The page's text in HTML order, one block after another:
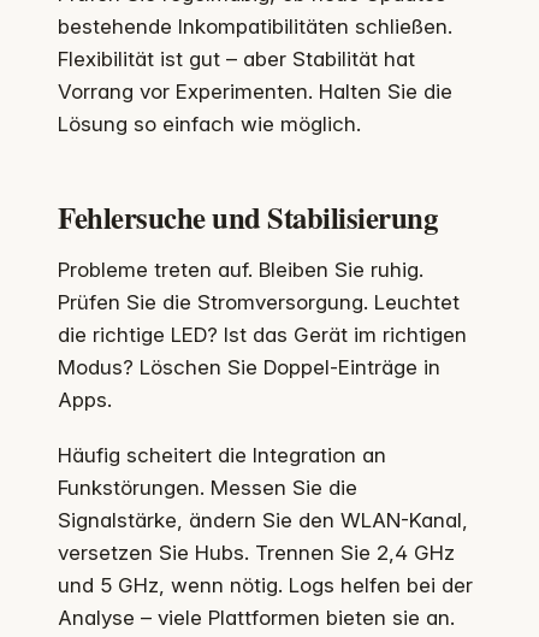
bestehende Inkompatibilitäten schließen.
Flexibilität ist gut – aber Stabilität hat
Vorrang vor Experimenten. Halten Sie die
Lösung so einfach wie möglich.
Fehlersuche und Stabilisierung
Probleme treten auf. Bleiben Sie ruhig.
Prüfen Sie die Stromversorgung. Leuchtet
die richtige LED? Ist das Gerät im richtigen
Modus? Löschen Sie Doppel-Einträge in
Apps.
Häufig scheitert die Integration an
Funkstörungen. Messen Sie die
Signalstärke, ändern Sie den WLAN-Kanal,
versetzen Sie Hubs. Trennen Sie 2,4 GHz
und 5 GHz, wenn nötig. Logs helfen bei der
Analyse – viele Plattformen bieten sie an.